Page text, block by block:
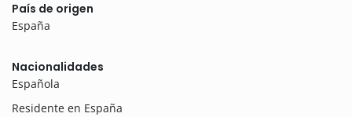
País de origen
España
Nacionalidades
Española
Residente en España